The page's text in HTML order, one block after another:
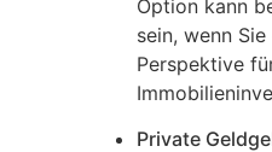
Option kann
sein, wenn
Perspektive
Private